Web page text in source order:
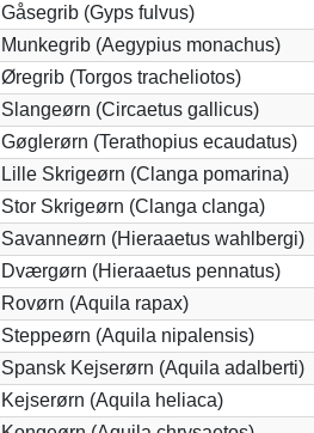
Gåsegrib (Gyps fulvus)
Munkegrib (Aegypius monachus)
Øregrib (Torgos tracheliotos)
Slangeørn (Circaetus gallicus)
Gøglerørn (Terathopius ecaudatus)
Lille Skrigeørn (Clanga pomarina)
Stor Skrigeørn (Clanga clanga)
Savanneørn (Hieraaetus wahlbergi)
Dværgørn (Hieraaetus pennatus)
Rovørn (Aquila rapax)
Steppeørn (Aquila nipalensis)
Spansk Kejserørn (Aquila adalberti)
Kejserørn (Aquila heliaca)